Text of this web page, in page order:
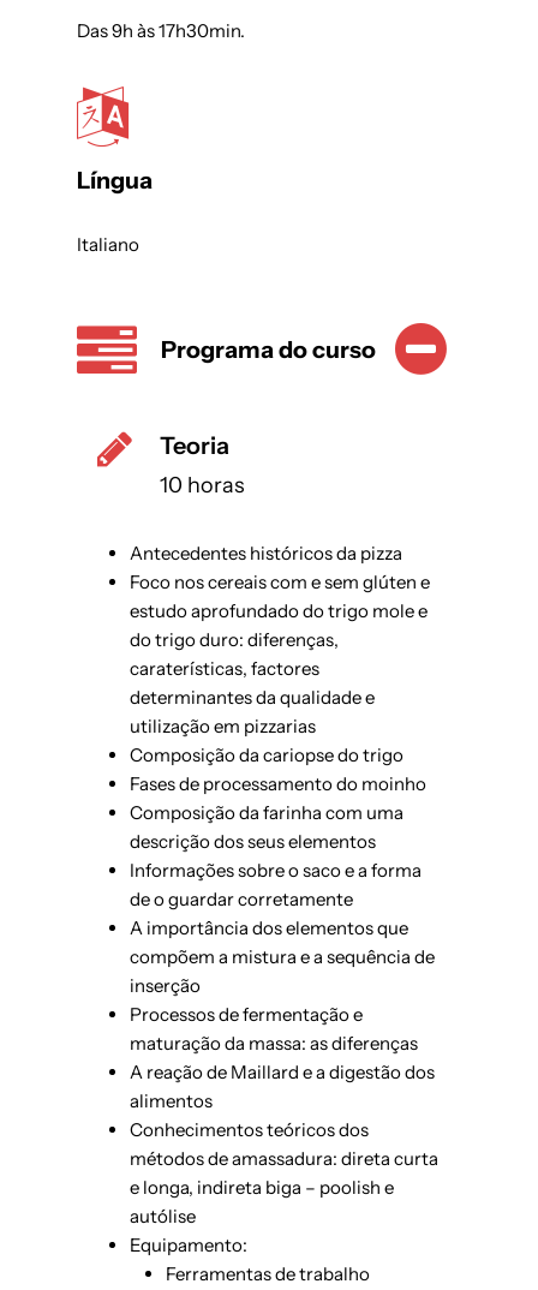
Das 9h às 17h30min.
Língua
Italiano
Programa do curso
Teoria
10 horas
Antecedentes históricos da pizza
Foco nos cereais com e sem glúten e
estudo aprofundado do trigo mole e
do trigo duro: diferenças,
caraterísticas, factores
determinantes da qualidade e
utilização em pizzarias
Composição da cariopse do trigo
Fases de processamento do moinho
Composição da farinha com uma
descrição dos seus elementos
Informações sobre o saco e a forma
de o guardar corretamente
A importância dos elementos que
compõem a mistura e a sequência de
inserção
Processos de fermentação e
maturação da massa: as diferenças
A reação de Maillard e a digestão dos
alimentos
Conhecimentos teóricos dos
métodos de amassadura: direta curta
e longa, indireta biga – poolish e
autólise
Equipamento:
Ferramentas de trabalho